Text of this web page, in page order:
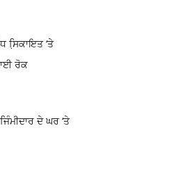
ਸਿ਼ਕਾਇਤ ‘ਤੇ
ਰੋਕ
ਦੇ ਘਰ ‘ਤੇ